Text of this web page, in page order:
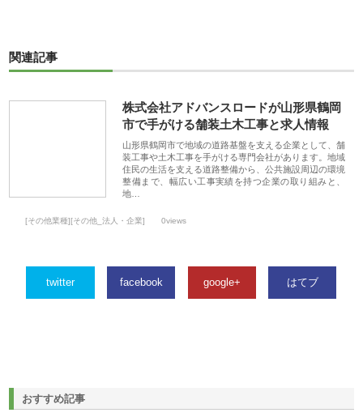
関連記事
株式会社アドバンスロードが山形県鶴岡
市で手がける舗装土木工事と求人情報
山形県鶴岡市で地域の道路基盤を支える企業として、舗
装工事や土木工事を手がける専門会社があります。地域
住民の生活を支える道路整備から、公共施設周辺の環境
整備まで、幅広い工事実績を持つ企業の取り組みと、
地…
[その他業種][その他_法人・企業] 0views
twitter facebook google+ はてブ
おすすめ記事